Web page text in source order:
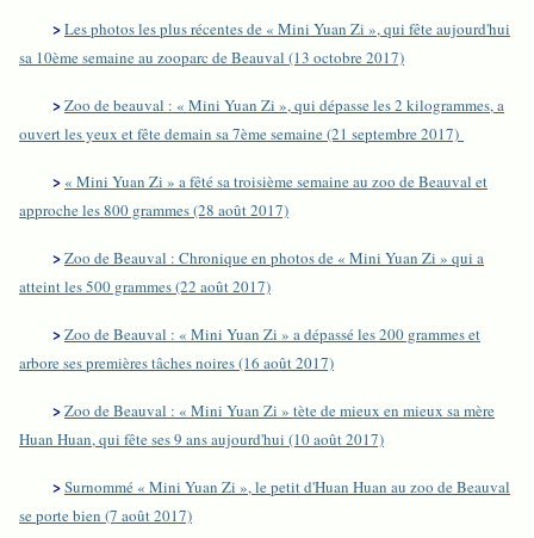
>Les photos les plus récentes de « Mini Yuan Zi », qui fête aujourd'hui
sa 10ème semaine au zooparc de Beauval (13 octobre 2017)
>Zoo de beauval : « Mini Yuan Zi », qui dépasse les 2 kilogrammes, a
ouvert les yeux et fête demain sa 7ème semaine (21 septembre 2017)
> « Mini Yuan Zi » a fêté sa troisième semaine au zoo de Beauval et
approche les 800 grammes (28 août 2017)
>Zoo de Beauval : Chronique en photos de « Mini Yuan Zi » qui a
atteint les 500 grammes (22 août 2017)
>Zoo de Beauval : « Mini Yuan Zi » a dépassé les 200 grammes et
arbore ses premières tâches noires (16 août 2017)
>Zoo de Beauval : « Mini Yuan Zi » tète de mieux en mieux sa mère
Huan Huan, qui fête ses 9 ans aujourd'hui (10 août 2017)
>Surnommé « Mini Yuan Zi », le petit d'Huan Huan au zoo de Beauval
se porte bien (7 août 2017)